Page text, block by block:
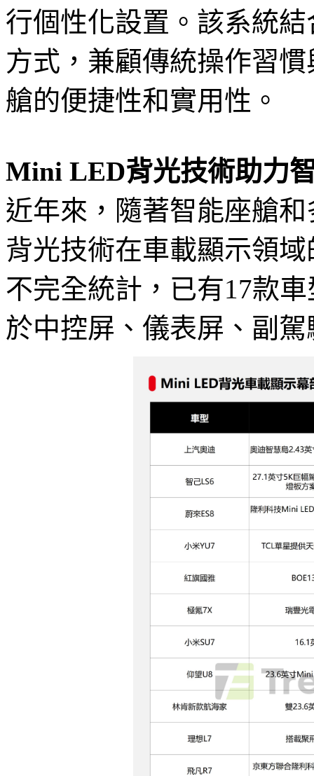
行個性化設置。該系統
方式，兼顧傳統操作習
艙的便捷性和實用性。
Mini LED背光技術助力
近年來，隨著智能座艙
背光技術在車載顯示領
不完全統計，已有17款
於中控屏、儀表屏、副